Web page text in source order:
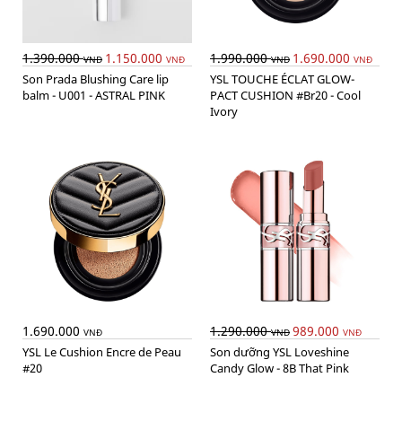
1.390.000VNĐ 1.150.000 VNĐ
Son Prada Blushing Care lip
balm - U001 - ASTRAL PINK
1.990.000VNĐ 1.690.000 VNĐ
YSL TOUCHE ÉCLAT GLOW-
PACT CUSHION #Br20 - Cool
Ivory
1.690.000 VNĐ
YSL Le Cushion Encre de Peau
#20
1.290.000VNĐ 989.000 VNĐ
Son dưỡng YSL Loveshine
Candy Glow - 8B That Pink